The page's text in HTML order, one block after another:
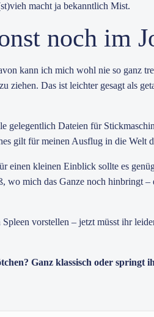
macht ja bekanntlich Mist.
noch im
kann ich mich wohl nie so ganz
ziehen. Das ist leichter gesagt als
gelegentlich Dateien für
gilt für meinen Ausflug in die Welt
einen kleinen Einblick sollte es
mich das Ganze noch hinbringt –
vorstellen – jetzt müsst ihr
Ganz klassisch oder springt